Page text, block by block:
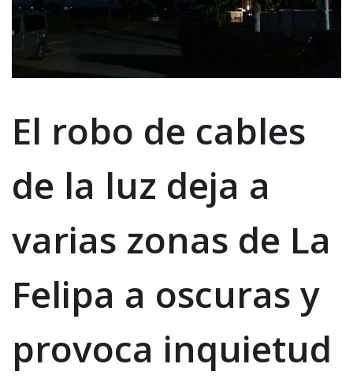
El robo de cables
de la luz deja a
varias zonas de La
Felipa a oscuras y
provoca inquietud